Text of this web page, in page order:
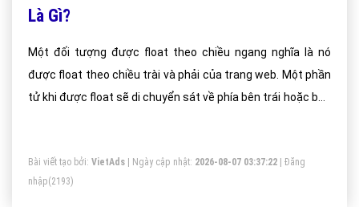
Là Gì?
Một đối tượng được float theo chiều ngang nghĩa là nó
được float theo chiều trài và phải của trang web. Một phần
tử khi được float sẽ di chuyển sát về phía bên trái hoặc bên
không có gì thay đổi
Bài viết tạo bởi: VietAds | Ngày cập nhật: 2026-08-07 03:37:22
Đăng
nhập(2193)